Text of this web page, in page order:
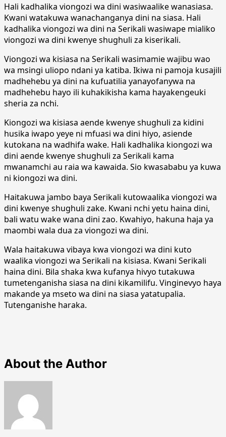
Hali kadhalika viongozi wa dini wasiwaalike wanasiasa.
Kwani watakuwa wanachanganya dini na siasa. Hali
kadhalika viongozi wa dini na Serikali wasiwape mialiko
viongozi wa dini kwenye shughuli za kiserikali.
Viongozi wa kisiasa na Serikali wasimamie wajibu wao
wa msingi uliopo ndani ya katiba. Ikiwa ni pamoja kusajili
madhehebu ya dini na kufuatilia yanayofanywa na
madhehebu hayo ili kuhakikisha kama hayakengeuki
sheria za nchi.
Kiongozi wa kisiasa aende kwenye shughuli za kidini
husika iwapo yeye ni mfuasi wa dini hiyo, asiende
kutokana na wadhifa wake. Hali kadhalika kiongozi wa
dini aende kwenye shughuli za Serikali kama
mwanamchi au raia wa kawaida. Sio kwasababu ya kuwa
ni kiongozi wa dini.
Haitakuwa jambo baya Serikali kutowaalika viongozi wa
dini kwenye shughuli zake. Kwani nchi yetu haina dini,
bali watu wake wana dini zao. Kwahiyo, hakuna haja ya
maombi wala dua za viongozi wa dini.
Wala haitakuwa vibaya kwa viongozi wa dini kuto
waalika viongozi wa Serikali na kisiasa. Kwani Serikali
haina dini. Bila shaka kwa kufanya hivyo tutakuwa
tumetenganisha siasa na dini kikamilifu. Vinginevyo haya
makande ya mseto wa dini na siasa yatatupalia.
Tutenganishe haraka.
About the Author